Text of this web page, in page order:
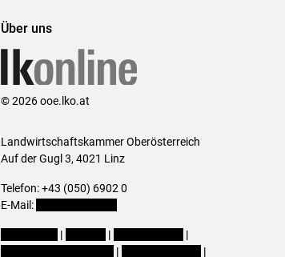
Über uns
© 2026 ooe.lko.at
Landwirtschaftskammer Oberösterreich
Auf der Gugl 3, 4021 Linz
Telefon: +43 (050) 6902 0
E-Mail:
| |
|
| |